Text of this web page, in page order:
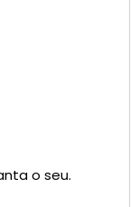
o seu.